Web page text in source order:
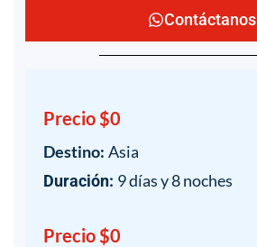
Contáctanos
Precio $0
Destino: Asia
Duración: 9 días y 8 noches
Precio $0